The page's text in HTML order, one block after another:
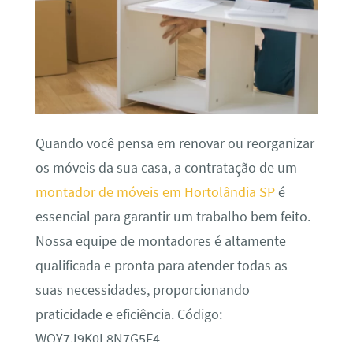
Quando você pensa em renovar ou reorganizar
os móveis da sua casa, a contratação de um
montador de móveis em Hortolândia SPé
essencial para garantir um trabalho bem feito.
Nossa equipe de montadores é altamente
qualificada e pronta para atender todas as
suas necessidades, proporcionando
praticidade e eficiência. Código: